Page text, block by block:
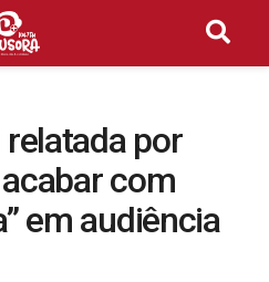
por
com
em audiência